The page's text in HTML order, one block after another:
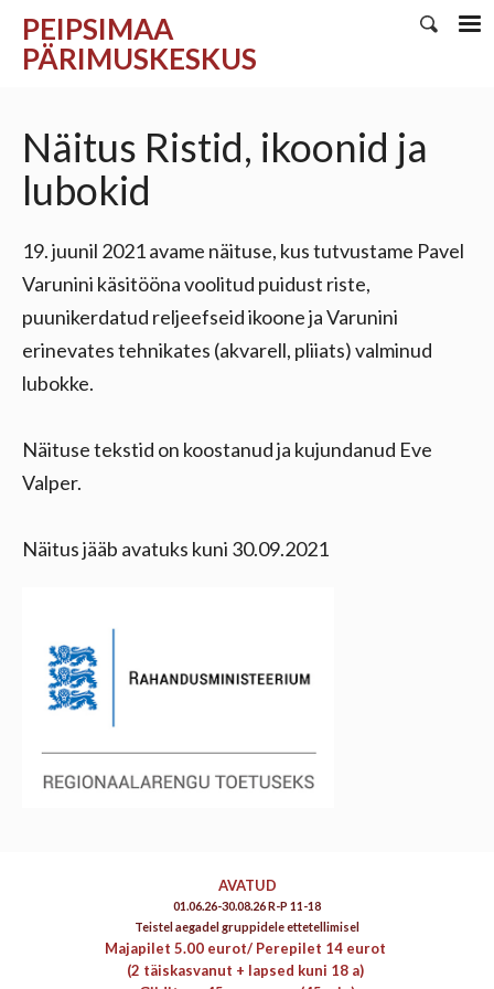
PEIPSIMAA
PÄRIMUSKESKUS
Näitus Ristid, ikoonid ja
lubokid
19. juunil 2021 avame näituse, kus tutvustame Pavel
Varunini käsitööna voolitud puidust riste,
puunikerdatud reljeefseid ikoone ja Varunini
erinevates tehnikates (akvarell, pliiats) valminud
lubokke.
Näituse tekstid on koostanud ja kujundanud Eve
Valper.
Näitus jääb avatuks kuni 30.09.2021
AVATUD
01.06.26-30.08.26 R-P 11-18
Teistel aegadel gruppidele ettetellimisel
Majapilet 5.00 eurot/ Perepilet 14 eurot
(2 täiskasvanut + lapsed kuni 18 a)